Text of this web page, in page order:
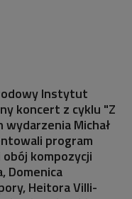
Instytut
koncert z cyklu "Z
wydarzenia Michał
program
kompozycji
Domenica
Heitora Villi-